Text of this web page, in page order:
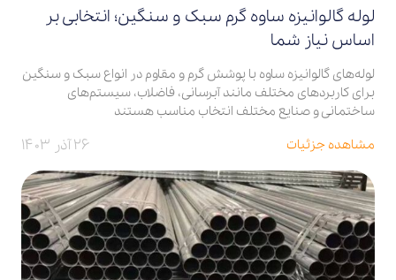
لوله گالوانیزه ساوه گرم سبک و سنگین؛ انتخابی بر
اساس نیاز شما
لوله‌های گالوانیزه ساوه با پوشش گرم و مقاوم در انواع سبک و سنگین
برای کاربردهای مختلف مانند آبرسانی، فاضلاب، سیستم‌های
ساختمانی و صنایع مختلف انتخاب مناسب هستند
مشاهده جزئیات
۲۶ آذر ۱۴۰۳